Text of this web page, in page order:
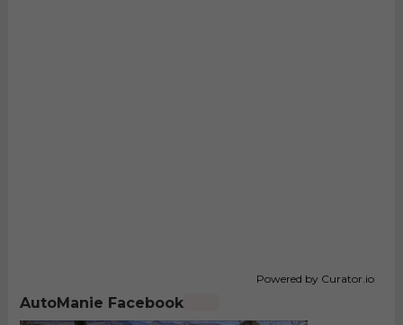
Powered by Curator.io
AutoManie Facebook